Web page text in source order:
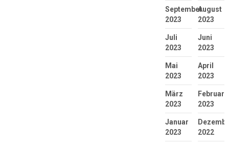
September
2023
August
2023
Juli
2023
Juni
2023
Mai
2023
April
2023
März
2023
Februar
2023
Januar
2023
2022